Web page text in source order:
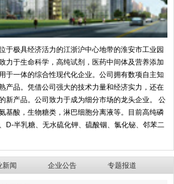
于极具经济活力的江浙沪中心地带的淮安市工业园
力于生命科学，高纯试剂，医药中间体及营养添加
于一体的综合性现代化企业。公司拥有数项自主知
产品。凭借公司强大的技术力量和经济实力，还在
新产品。公司致力于成为细分市场的龙头企业。 公
基酸，生物糖类，淋巴细胞分离液等。目前高纯磷
D-半乳糖、无水硫化钾、硫酸铟、氯化铋、邻苯二
新闻 企业公告 专题报道